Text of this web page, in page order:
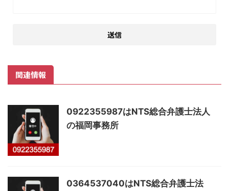
関連情報
0922355987はNTS総合弁護士法人
の福岡事務所
0364537040はNTS総合弁護士法